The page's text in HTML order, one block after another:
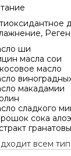
ши
масла сои
масло
макадамии
сладкого
сока алоэ
всем